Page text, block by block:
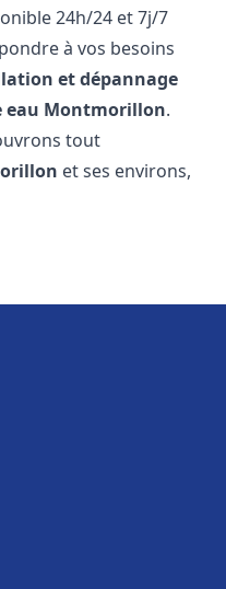
24h/24 et 7j/7
à vos besoins
et dépannage
eau Montmorillon.
tout
et ses environs,